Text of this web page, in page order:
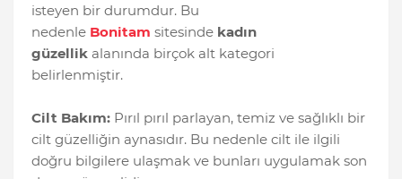
isteyen bir durumdur. Bu
nedenle Bonitam sitesinde kadın
güzellik alanında birçok alt kategori
belirlenmiştir.
Cilt Bakım: Pırıl pırıl parlayan, temiz ve sağlıklı bir
cilt güzelliğin aynasıdır. Bu nedenle cilt ile ilgili
doğru bilgilere ulaşmak ve bunları uygulamak son